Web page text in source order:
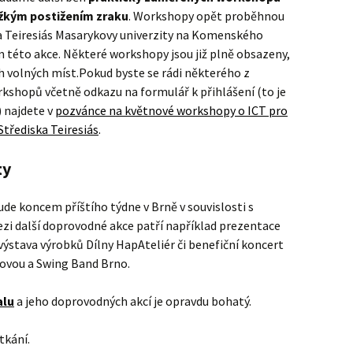
postižením zraku. Workshopy opět proběhnou
Masarykovy univerzity na Komenského
akce. Některé workshopy jsou již plně obsazeny,
volných míst.Pokud byste se rádi některého z
včetně odkazu na formulář k přihlášení (to je
najdete vpozvánce na květnové workshopy o ICT pro
Teiresiás.
koncem příštího týdne v Brně v souvislosti s
další doprovodné akce patří například prezentace
výrobků Dílny HapAteliér či benefiční koncert
a Swing Band Brno.
a jeho doprovodných akcí je opravdu bohatý.